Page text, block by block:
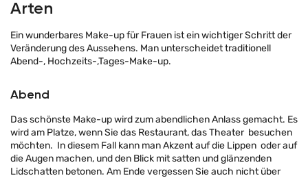
Arten
Ein wunderbares Make-up für Frauen ist ein wichtiger Schritt der
Veränderung des Aussehens. Man unterscheidet traditionell
Abend-, Hochzeits-,Tages-Make-up.
Abend
Das schönste Make-up wird zum abendlichen Anlass gemacht. Es
wird am Platze, wenn Sie das Restaurant, das Theater besuchen
möchten. In diesem Fall kann man Akzent auf die Lippen oder auf
die Augen machen, und den Blick mit satten und glänzenden
Lidschatten betonen. Am Ende vergessen Sie auch nicht über